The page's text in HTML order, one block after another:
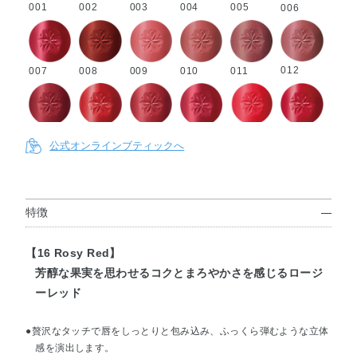
001 002 003 004 005 006
007 008 009 010 011 012
019 020 021 022 023 024
025 026
公式オンラインブティックへ
特徴
【16 Rosy Red】
芳醇な果実を思わせるコクとまろやかさを感じるロージ
ーレッド
●贅沢なタッチで唇をしっとりと包み込み、ふっくら弾むような立体
感を演出します。